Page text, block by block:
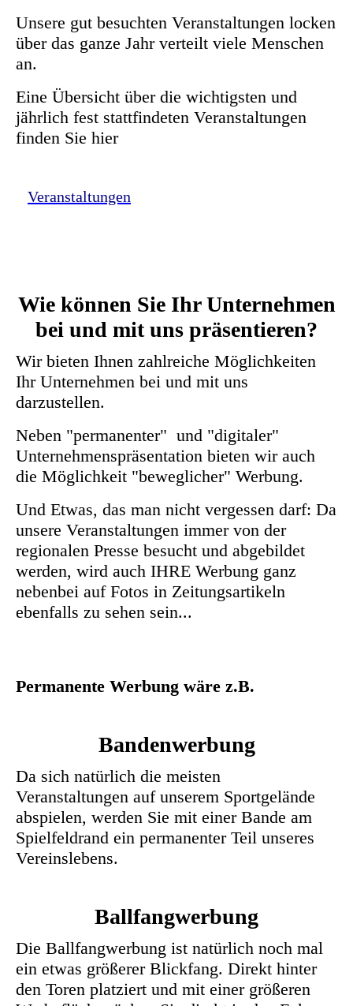
Unsere gut besuchten Veranstaltungen locken
über das ganze Jahr verteilt viele Menschen
an.
Eine Übersicht über die wichtigsten und
jährlich fest stattfindeten Veranstaltungen
finden Sie hier
Veranstaltungen
Wie können Sie Ihr Unternehmen
bei und mit uns präsentieren?
Wir bieten Ihnen zahlreiche Möglichkeiten
Ihr Unternehmen bei und mit uns
darzustellen.
Neben "permanenter" und "digitaler"
Unternehmenspräsentation bieten wir auch
die Möglichkeit "beweglicher" Werbung.
Und Etwas, das man nicht vergessen darf: Da
unsere Veranstaltungen immer von der
regionalen Presse besucht und abgebildet
werden, wird auch IHRE Werbung ganz
nebenbei auf Fotos in Zeitungsartikeln
ebenfalls zu sehen sein...
Permanente Werbung wäre z.B.
Bandenwerbung
Da sich natürlich die meisten
Veranstaltungen auf unserem Sportgelände
abspielen, werden Sie mit einer Bande am
Spielfeldrand ein permanenter Teil unseres
Vereinslebens.
Ballfangwerbung
Die Ballfangwerbung ist natürlich noch mal
ein etwas größerer Blickfang. Direkt hinter
den Toren platziert und mit einer größeren